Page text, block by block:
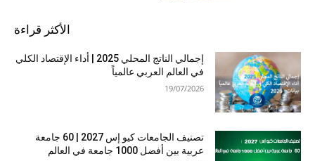
الأكثر قراءة
إجمالي الناتج المحلي 2025 | أداء الإقتصاد الكلي
في العالم العربي عالمياً
19/07/2026
تصنيف الجامعات كيو إس 2027 | 60 جامعة
عربية بين أفضل 1000 جامعة في العالم